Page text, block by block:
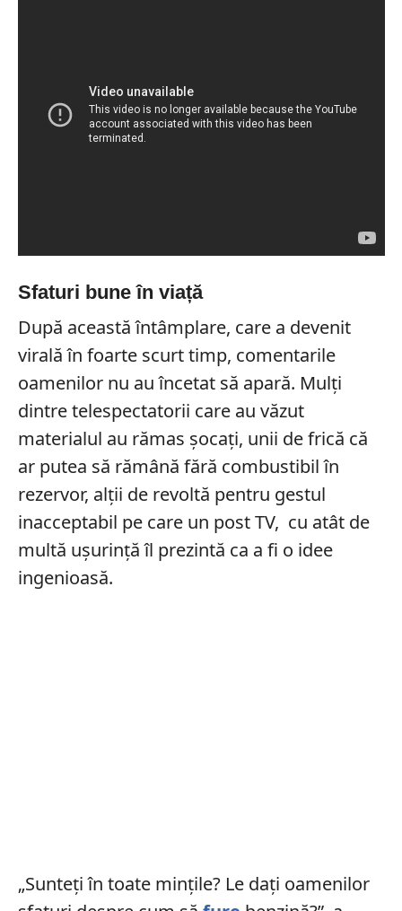
Sfaturi bune în viață
După această întâmplare, care a devenit
virală în foarte scurt timp, comentarile
oamenilor nu au încetat să apară. Mulți
dintre telespectatorii care au văzut
materialul au rămas șocați, unii de frică că
ar putea să rămână fără combustibil în
rezervor, alții de revoltă pentru gestul
inacceptabil pe care un post TV, cu atât de
multă ușurință îl prezintă ca a fi o idee
ingenioasă.
„Sunteți în toate mințile? Le dați oamenilor